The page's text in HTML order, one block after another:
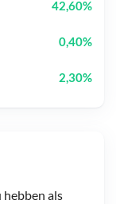
hebben als
42,60%
0,40%
2,30%